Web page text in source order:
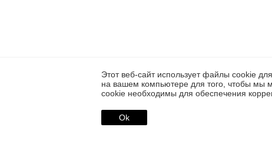
Реклама Контакты
Этот веб-сайт использует файлы cookie
на вашем компьютере для того, чтобы мы
cookie необходимы для обеспечения
Ok